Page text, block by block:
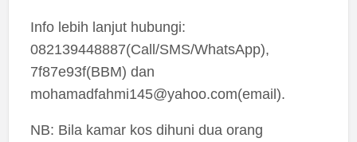
Info lebih lanjut hubungi:
082139448887(Call/SMS/WhatsApp),
7f87e93f(BBM) dan
mohamadfahmi145@yahoo.com(email).
NB: Bila kamar kos dihuni dua orang